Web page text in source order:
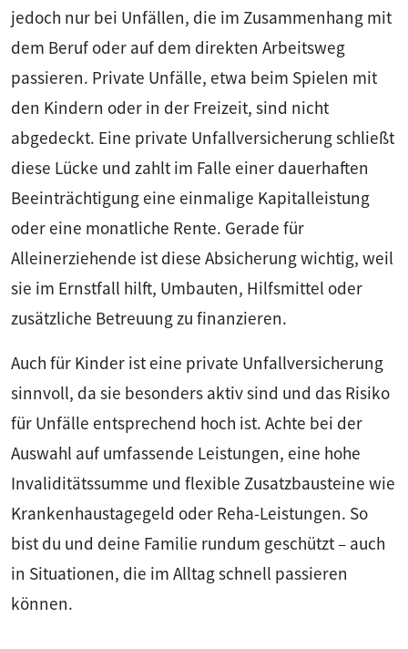
jedoch nur bei Unfällen, die im Zusammenhang mit
dem Beruf oder auf dem direkten Arbeitsweg
passieren. Private Unfälle, etwa beim Spielen mit
den Kindern oder in der Freizeit, sind nicht
abgedeckt. Eine private Unfallversicherung schließt
diese Lücke und zahlt im Falle einer dauerhaften
Beeinträchtigung eine einmalige Kapitalleistung
oder eine monatliche Rente. Gerade für
Alleinerziehende ist diese Absicherung wichtig, weil
sie im Ernstfall hilft, Umbauten, Hilfsmittel oder
zusätzliche Betreuung zu finanzieren.
Auch für Kinder ist eine private Unfallversicherung
sinnvoll, da sie besonders aktiv sind und das Risiko
für Unfälle entsprechend hoch ist. Achte bei der
Auswahl auf umfassende Leistungen, eine hohe
Invaliditätssumme und flexible Zusatzbausteine wie
Krankenhaustagegeld oder Reha-Leistungen. So
bist du und deine Familie rundum geschützt – auch
in Situationen, die im Alltag schnell passieren
können.